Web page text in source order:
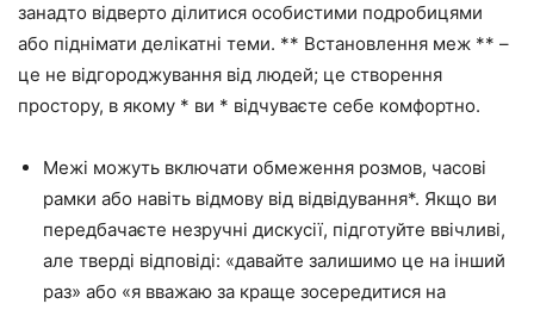
занадто відверто ділитися особистими подробицями
або піднімати делікатні теми. ** Встановлення меж ** –
це не відгороджування від людей; це створення
простору, в якому * ви * відчуваєте себе комфортно.
Межі можуть включати обмеження розмов, часові
рамки або навіть відмову від відвідування*. Якщо ви
передбачаєте незручні дискусії, підготуйте ввічливі,
але тверді відповіді: «давайте залишимо це на інший
раз» або «я вважаю за краще зосередитися на